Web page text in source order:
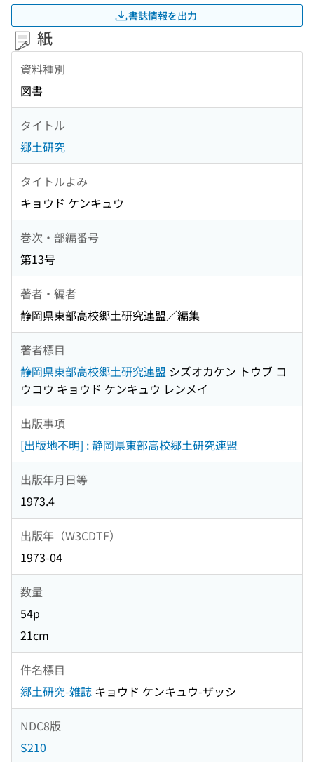
書誌情報を出力
紙
資料種別
図書
タイトル
郷土研究
タイトルよみ
キョウド ケンキュウ
巻次・部編番号
第13号
著者・編者
静岡県東部高校郷土研究連盟／編集
著者標目
静岡県東部高校郷土研究連盟 シズオカケン トウブ コ
ウコウ キョウド ケンキュウ レンメイ
出版事項
[出版地不明] : 静岡県東部高校郷土研究連盟
出版年月日等
1973.4
出版年（W3CDTF）
1973-04
数量
54p
21cm
件名標目
郷土研究-雑誌 キョウド ケンキュウ-ザッシ
NDC8版
S210